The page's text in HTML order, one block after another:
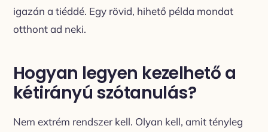
igazán a tiéddé. Egy rövid, hihető példa mondat
otthont ad neki.
Hogyan legyen kezelhető a
kétirányú szótanulás?
Nem extrém rendszer kell. Olyan kell, amit tényleg